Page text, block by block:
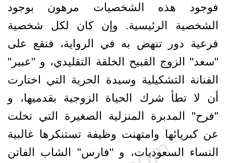
فوجود هذه الشخصيات مرهون بوجود
الشخصية الرئيسية. وإن كان لكل شخصية
فرعية دور تنهض به في الرواية، فنقع على
"سعد" الزوج القبيح الخلقة التقليدي، و "عبير"
الفنانة التشكيلية وسيدة الحرية التي اختارت
أن لا تطأ شرك الحياة الزوجية بقدميها، و
"فرح" المدبرة المنزلية الصغيرة التي تخلت
عن كبريائها وامتهنت وظيفة تستنكرها غالبية
النساء السعوديات، و "فارس" الشاب الفاتن